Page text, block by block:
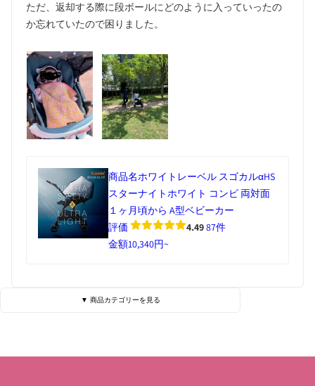
ただ、返却する際に段ボールにどのように入っていったの
か忘れていたので困りました。
商品名ホワイトレーベル スゴカルαHS
スターナイトホワイト コンビ 両対面
１ヶ月頃から A型ベビーカー
評価
4.4987件
金額10,340円~
▼ 商品カテゴリーを見る